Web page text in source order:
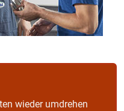
wieder umdrehen